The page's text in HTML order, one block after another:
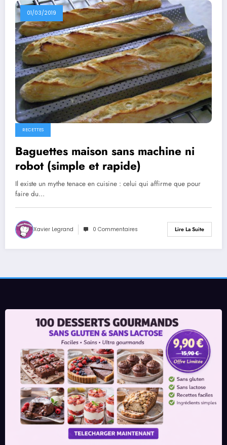
01/03/2019
RECETTES
Baguettes maison sans machine ni
robot (simple et rapide)
Il existe un mythe tenace en cuisine : celui qui affirme que pour
faire du…
Xavier Legrand 0 Commentaires Lire La Suite